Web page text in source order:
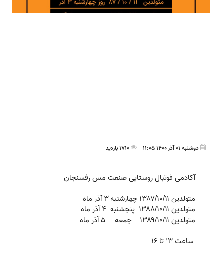
دوشنبه 01 آذر 1400 11:05
آکادمی فوتبال روستایی صنعت مس رفسنجان
متولدین ۱۳۸۷/۱۰/۱۱ چهارشنبه ۳ آذر ماه
متولدین ۱۳۸۸/۱۰/۱۱ پنجشنبه ۴ آذر ماه
متولدین ۱۳۸۹/۱۰/۱۱ جمعه ۵ آذر ماه
ساعت 13 تا 16